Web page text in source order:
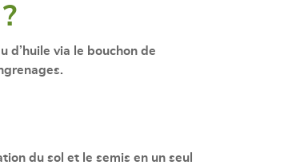
via le bouchon de
du sol et le semis en un seul